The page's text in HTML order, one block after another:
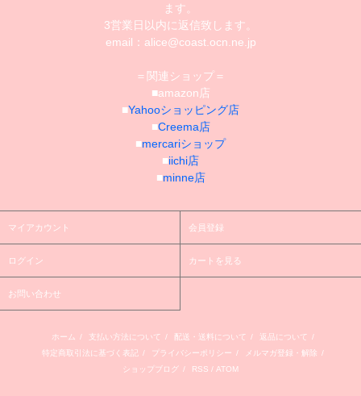
ます。
3営業日以内に返信致します。
email：alice@coast.ocn.ne.jp
＝関連ショップ＝
■amazon店
■Yahooショッピング店
■Creema店
■mercariショップ
■iichi店
■minne店
マイアカウント 会員登録
ログイン カートを見る
お問い合わせ
ホーム / 支払い方法について / 配送・送料について / 返品について /
特定商取引法に基づく表記 / プライバシーポリシー / メルマガ登録・解除 /
ショップブログ / RSS / ATOM